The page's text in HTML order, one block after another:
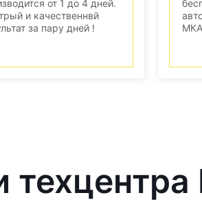
от 1 до 4 дней.
и качественнвй
за пару дней !